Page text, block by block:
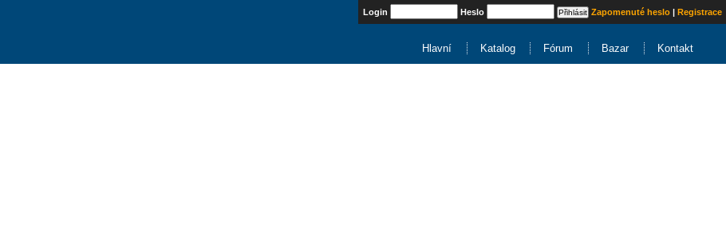
Login Heslo Zapomenuté heslo| Registrace
Hlavní Katalog Fórum Bazar Kontakt